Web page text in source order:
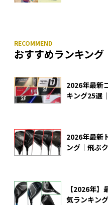
おすすめランキング
2026年最新
キング25選
2026年最新
ング｜飛ぶ
【2026年
気ランキン